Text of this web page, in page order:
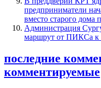
предприниматели
вместо старого дома
​Администрация
маршрут от ПИКСа к
последние
комментируемые